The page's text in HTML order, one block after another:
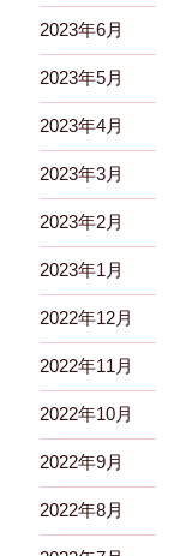
2023年6月
2023年5月
2023年4月
2023年3月
2023年2月
2023年1月
2022年12月
2022年11月
2022年10月
2022年9月
2022年8月